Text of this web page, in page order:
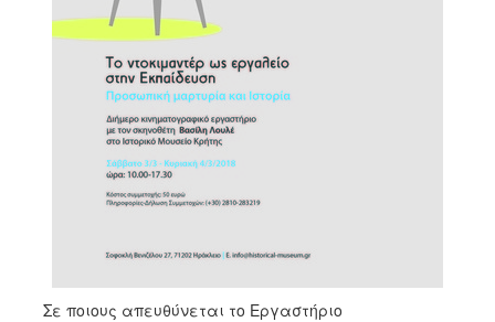
Σε ποιους απευθύνεται το Εργαστήριο